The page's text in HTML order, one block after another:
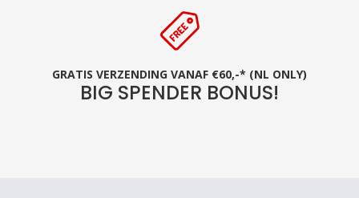
GRATIS VERZENDING VANAF €60,-* (NL ONLY)
BIG SPENDER BONUS!